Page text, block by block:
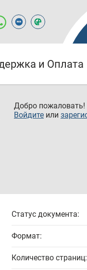
и Оплата
Добро пожаловать!
Войдите или
Статус документа:
Формат:
Количество страниц: